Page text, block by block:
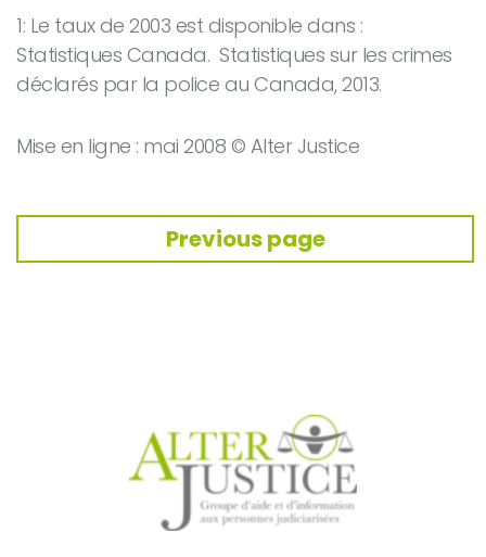
1: Le taux de 2003 est disponible dans :
Statistiques Canada. Statistiques sur les crimes
déclarés par la police au Canada, 2013.
Mise en ligne : mai 2008 © Alter Justice
Previous page